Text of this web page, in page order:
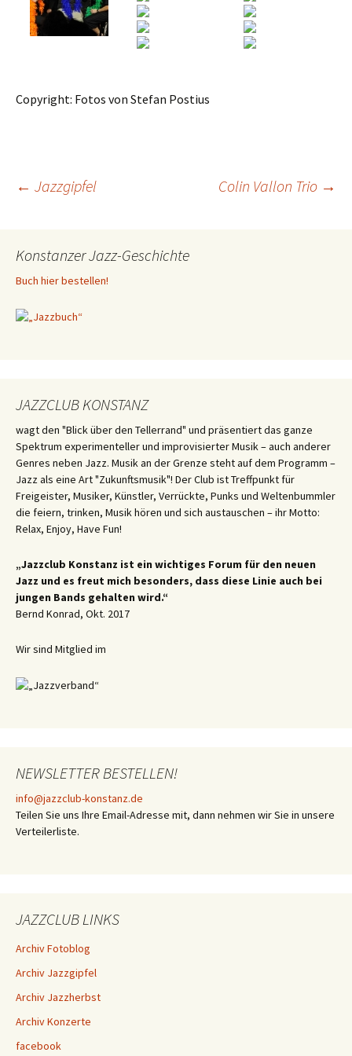
Copyright: Fotos von Stefan Postius
Beitragsnavigation
← Jazzgipfel Colin Vallon Trio →
Konstanzer Jazz-Geschichte
Buch hier bestellen!
JAZZCLUB KONSTANZ
wagt den "Blick über den Tellerrand" und präsentiert das ganze
Spektrum experimenteller und improvisierter Musik – auch anderer
Genres neben Jazz. Musik an der Grenze steht auf dem Programm –
Jazz als eine Art "Zukunftsmusik"! Der Club ist Treffpunkt für
Freigeister, Musiker, Künstler, Verrückte, Punks und Weltenbummler
die feiern, trinken, Musik hören und sich austauschen – ihr Motto:
Relax, Enjoy, Have Fun!
„Jazzclub Konstanz ist ein wichtiges Forum für den neuen
Jazz und es freut mich besonders, dass diese Linie auch bei
jungen Bands gehalten wird.“
Bernd Konrad, Okt. 2017
Wir sind Mitglied im
NEWSLETTER BESTELLEN!
info@jazzclub-konstanz.de
Teilen Sie uns Ihre Email-Adresse mit, dann nehmen wir Sie in unsere
Verteilerliste.
JAZZCLUB LINKS
Archiv Fotoblog
Archiv Jazzgipfel
Archiv Jazzherbst
Archiv Konzerte
facebook